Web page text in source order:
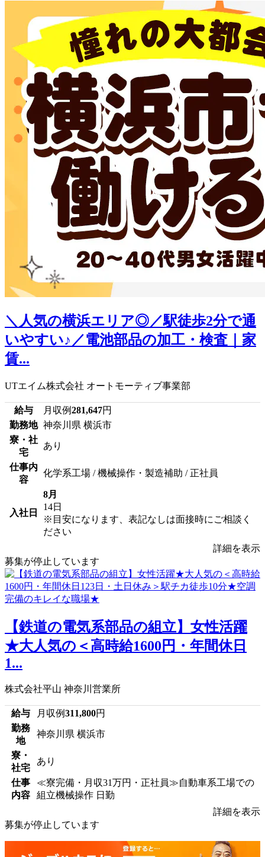
＼人気の横浜エリア◎／駅徒歩2分で通
いやすい♪／電池部品の加工・検査｜家
賃...
UTエイム株式会社 オートモーティブ事業部
給与 月収例281,647円
勤務地 神奈川県 横浜市
寮・社
宅
あり
仕事内
容
化学系工場 / 機械操作・製造補助 / 正社員
入社日
8月
14日
※目安になります、表記なしは面接時にご相談く
ださい
詳細を表示
募集が停止しています
【鉄道の電気系部品の組立】女性活躍
★大人気の＜高時給1600円・年間休日
1...
株式会社平山 神奈川営業所
給与 月収例311,800円
勤務
地
神奈川県 横浜市
寮・
社宅
あり
仕事
内容
≪寮完備・月収31万円・正社員≫自動車系工場での
組立機械操作 日勤
詳細を表示
募集が停止しています